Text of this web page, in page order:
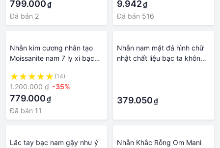
799.000₫
Đã bán 2
9.942₫
Đã bán 516
Nhẫn kim cương nhân tạo
Moissanite nam 7 ly xi bạch
lá cá tính NNAM0030 -
Trang Sức TNJ
(14)
1.200.000 ₫ -35%
779.000₫
Đã bán 11
Nhẫn nam mặt đá hình chữ
nhật chất liệu bạc ta không
379.050₫
Lắc tay bạc nam gậy như ý
Nhẫn Khắc Rỗng Om Mani